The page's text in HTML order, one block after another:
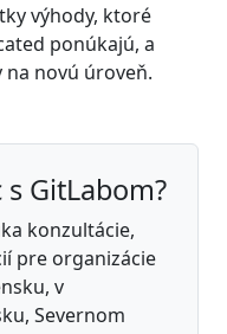
výhody, ktoré
ponúkajú, a
na novú úroveň.
GitLabom?
konzultácie,
pre organizácie
v
Severnom